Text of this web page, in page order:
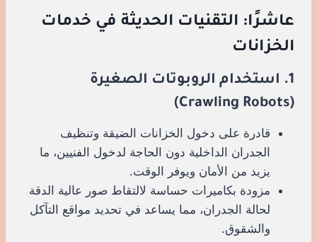
عاشرًا: التقنيات الحديثة في خدمات
الخزانات
1. استخدام الروبوتات الصغيرة
(Crawling Robots)
قادرة على دخول الخزانات الضيقة وتنظيف
الجدران الداخلية دون الحاجة لدخول الفنيين، ما
يزيد من الأمان ويوفر الوقت.
مزودة بكاميرات حساسة لالتقاط صور عالية الدقة
لحالة الجدران، مما يساعد في تحديد مواقع التآكل
والشقوق.